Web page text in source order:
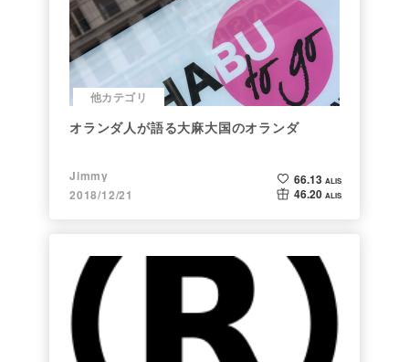
他カテゴリ
オランダ人が語る大麻大国のオランダ
Jimmy
2018/12/21
66.13 ALIS
46.20 ALIS